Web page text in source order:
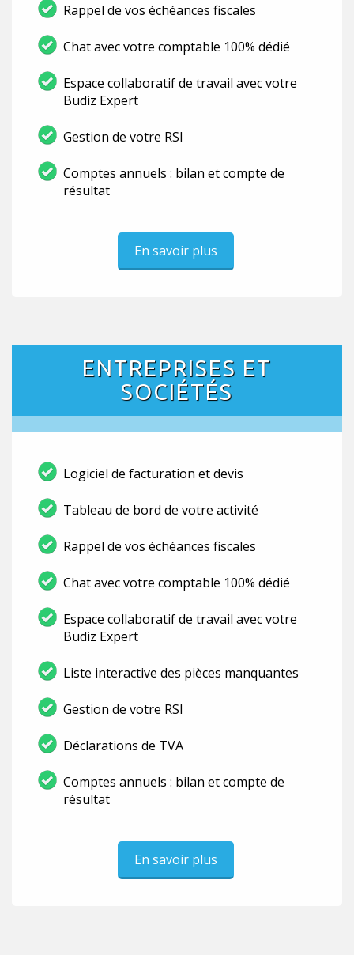
Rappel de vos échéances fiscales
Chat avec votre comptable 100% dédié
Espace collaboratif de travail avec votre
Budiz Expert
Gestion de votre RSI
Comptes annuels : bilan et compte de
résultat
En savoir plus
ENTREPRISES ET
SOCIÉTÉS
Logiciel de facturation et devis
Tableau de bord de votre activité
Rappel de vos échéances fiscales
Chat avec votre comptable 100% dédié
Espace collaboratif de travail avec votre
Budiz Expert
Liste interactive des pièces manquantes
Gestion de votre RSI
Déclarations de TVA
Comptes annuels : bilan et compte de
résultat
En savoir plus